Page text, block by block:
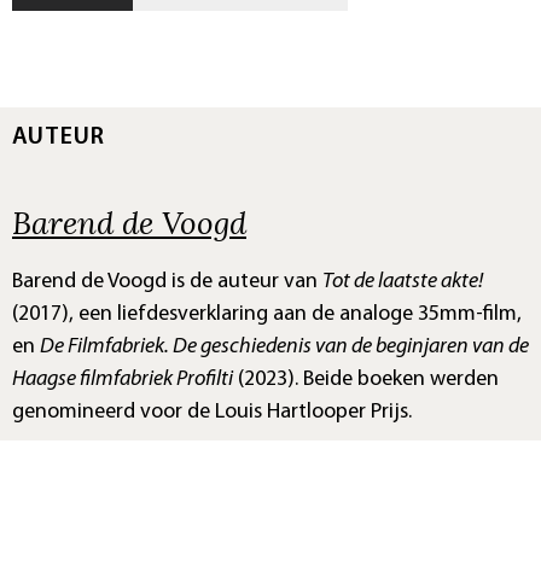
AUTEUR
Barend de Voogd
Barend de Voogd is de auteur van Tot de laatste akte!
(2017), een liefdesverklaring aan de analoge 35mm-film,
en De Filmfabriek. De geschiedenis van de beginjaren van de
Haagse filmfabriek Profilti(2023). Beide boeken werden
genomineerd voor de Louis Hartlooper Prijs.